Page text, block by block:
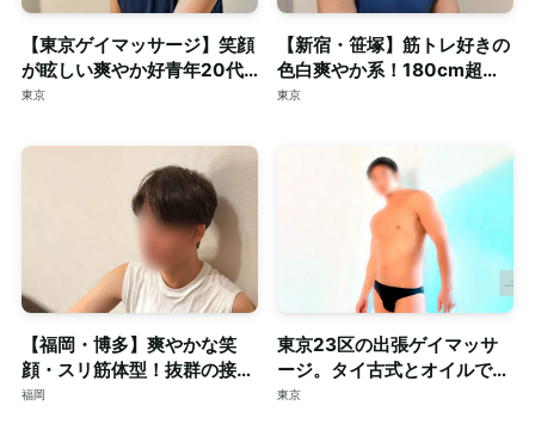
【東京ゲイマッサージ】笑顔
が眩しい爽やか好青年20代
スマート体型セラピスト◎清
東京
【新宿・笹塚】筋トレ好きの
色白爽やか系！180cm超え
の長身・がっちり体型セラピ
東京
【福岡・博多】爽やかな笑
顔・スリ筋体型！抜群の接客
力も併せ持つイケメンセラピ
福岡
東京23区の出張ゲイマッサ
ージ。タイ古式とオイルで心
身を深く整える至福のリラク
東京